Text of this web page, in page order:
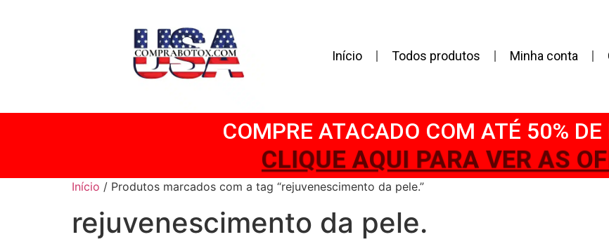
Início Todos produtos Minha conta
COMPRE ATACADO COM ATÉ 50% DE
CLIQUE AQUI PARA VER AS
Início / Produtos marcados com a tag “rejuvenescimento da pele.”
rejuvenescimento da pele.